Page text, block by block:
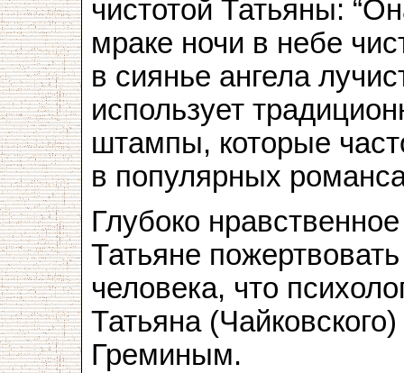
чистотой Татьяны:
мраке ночи в небе
в сиянье ангела
использует
штампы, которые
в популярных
Глубоко
Татьяне
человека, что
Татьяна
Греминым.